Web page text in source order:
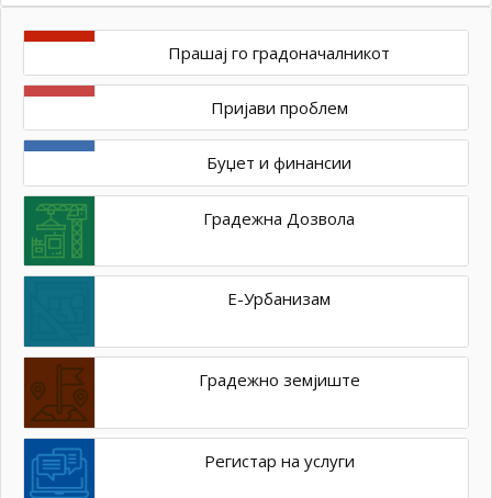
Прашај го градоначалникот
Пријави проблем
Буџет и финансии
Градежна Дозвола
Е-Урбанизам
Градежно земјиште
Регистар на услуги